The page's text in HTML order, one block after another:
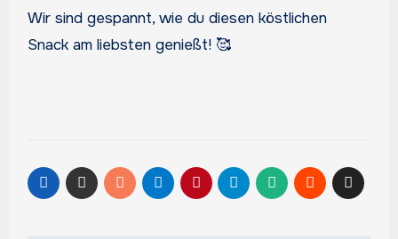
Wir sind gespannt, wie du diesen köstlichen
Snack am liebsten genießt! 🥰